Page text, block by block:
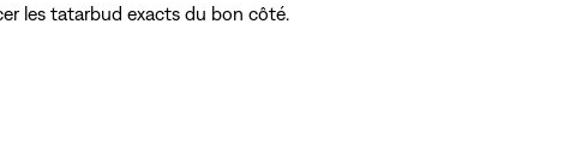
les tatarbud exacts du bon côté.